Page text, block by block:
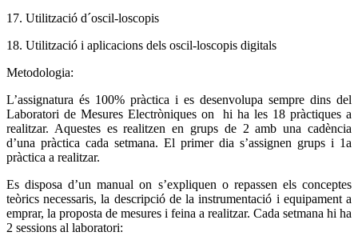
17. Utilització d´oscil-loscopis
18. Utilització i aplicacions dels oscil-loscopis digitals
Metodologia:
L’assignatura és 100% pràctica i es desenvolupa sempre dins del
Laboratori de Mesures Electròniques on hi ha les 18 pràctiques a
realitzar. Aquestes es realitzen en grups de 2 amb una cadència
d’una pràctica cada setmana. El primer dia s’assignen grups i 1a
pràctica a realitzar.
Es disposa d’un manual on s’expliquen o repassen els conceptes
teòrics necessaris, la descripció de la instrumentació i equipament a
emprar, la proposta de mesures i feina a realitzar. Cada setmana hi ha
2 sessions al laboratori: